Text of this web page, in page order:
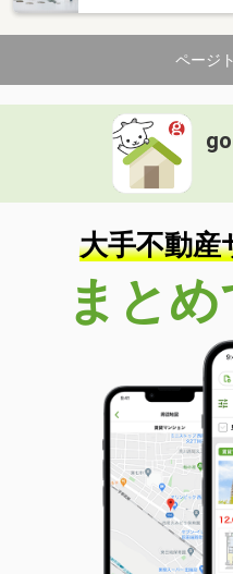
ページ
大手不動産
まとめ